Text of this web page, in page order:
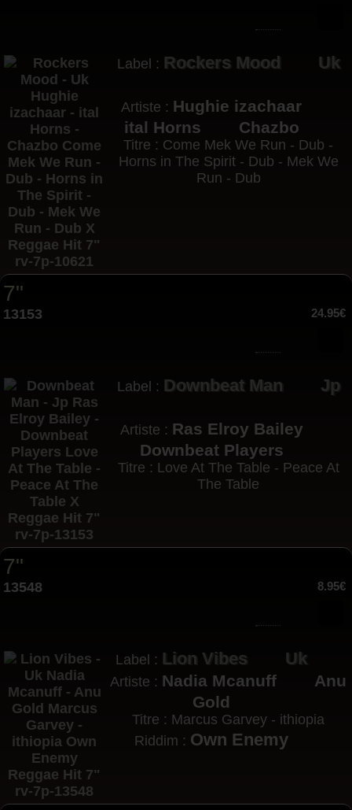
Label : Rockers Mood Uk
Artiste : Hughie izachaar
ital Horns
Chazbo
Titre : Come Mek We Run - Dub -
Horns in The Spirit - Dub - Mek We
Run - Dub
7"
13153 24.95€
Label : Downbeat Man Jp
Artiste : Ras Elroy Bailey
Downbeat Players
Titre : Love At The Table - Peace At
The Table
7"
13548 8.95€
Label : Lion Vibes Uk
Artiste : Nadia Mcanuff
Anu
Gold
Titre : Marcus Garvey - ithiopia
Riddim : Own Enemy